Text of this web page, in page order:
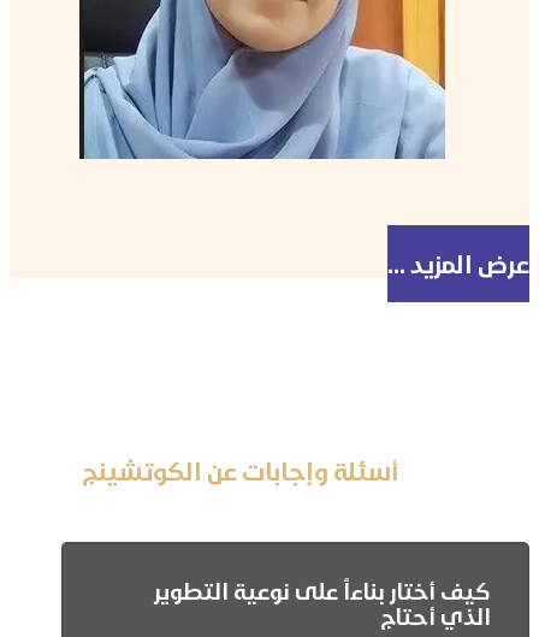
تعرف على الكوتش
عرض المزيد ...
أسئلة وإجابات عن الكوتشينج
‏كيف أختار بناءاً على نوعية التطوير
الذي أحتاج